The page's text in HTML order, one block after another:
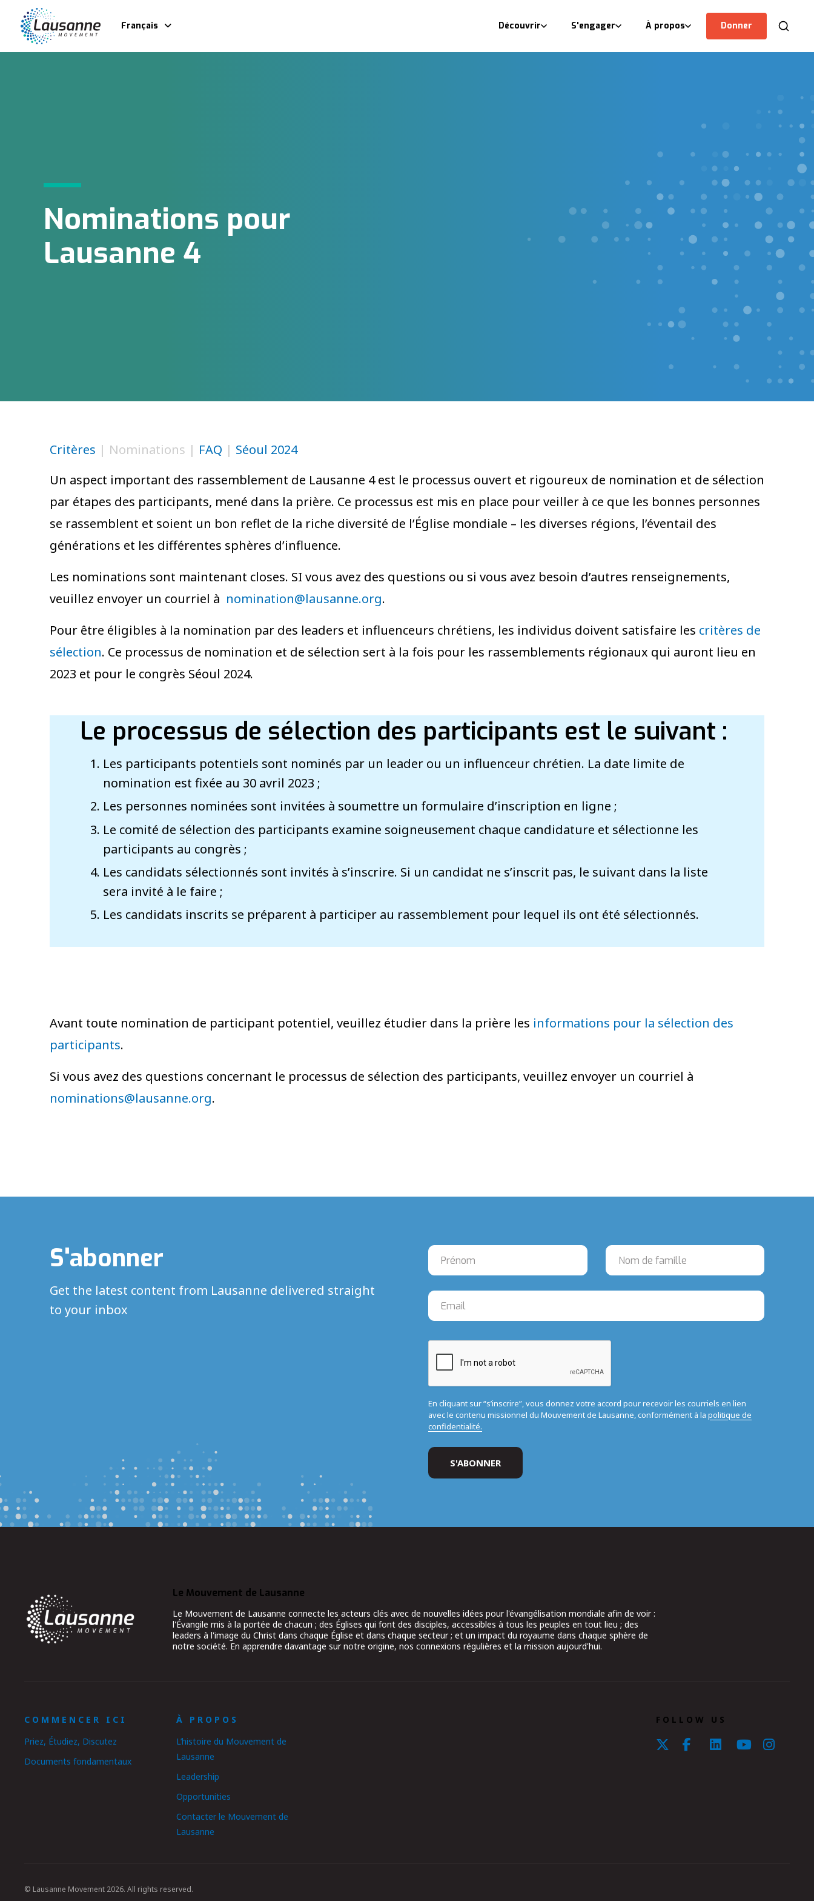
Français Découvrir S'engager À propos Donner
Nominations pour
Lausanne 4
Critères | Nominations | FAQ | Séoul 2024
Un aspect important des rassemblement de Lausanne 4 est le processus ouvert et rigoureux de nomination et de sélection
par étapes des participants, mené dans la prière. Ce processus est mis en place pour veiller à ce que les bonnes personnes
se rassemblent et soient un bon reflet de la riche diversité de l’Église mondiale – les diverses régions, l’éventail des
générations et les différentes sphères d’influence.
Les nominations sont maintenant closes. SI vous avez des questions ou si vous avez besoin d’autres renseignements,
veuillez envoyer un courriel à nomination@lausanne.org.
Pour être éligibles à la nomination par des leaders et influenceurs chrétiens, les individus doivent satisfaire les critères de
sélection. Ce processus de nomination et de sélection sert à la fois pour les rassemblements régionaux qui auront lieu en
2023 et pour le congrès Séoul 2024.
Le processus de sélection des participants est le suivant :
Les participants potentiels sont nominés par un leader ou un influenceur chrétien. La date limite de
nomination est fixée au 30 avril 2023 ;
Les personnes nominées sont invitées à soumettre un formulaire d’inscription en ligne ;
Le comité de sélection des participants examine soigneusement chaque candidature et sélectionne les
participants au congrès ;
Les candidats sélectionnés sont invités à s’inscrire. Si un candidat ne s’inscrit pas, le suivant dans la liste
sera invité à le faire ;
Les candidats inscrits se préparent à participer au rassemblement pour lequel ils ont été sélectionnés.
Avant toute nomination de participant potentiel, veuillez étudier dans la prière les informations pour la sélection des
participants.
Si vous avez des questions concernant le processus de sélection des participants, veuillez envoyer un courriel à
nominations@lausanne.org.
S'abonner
Get the latest content from Lausanne delivered straight
to your inbox
En cliquant sur “s’inscrire”, vous donnez votre accord pour recevoir les courriels en lien
avec le contenu missionnel du Mouvement de Lausanne, conformément à la politique de
confidentialité.
Le Mouvement de Lausanne
Le Mouvement de Lausanne connecte les acteurs clés avec de nouvelles idées pour l'évangélisation mondiale afin de voir :
l'Évangile mis à la portée de chacun ; des Églises qui font des disciples, accessibles à tous les peuples en tout lieu ; des
leaders à l'image du Christ dans chaque Église et dans chaque secteur ; et un impact du royaume dans chaque sphère de
notre société. En apprendre davantage sur notre origine, nos connexions régulières et la mission aujourd'hui.
COMMENCER ICI
Priez, Étudiez, Discutez
Documents fondamentaux
À PROPOS
L’histoire du Mouvement de
Lausanne
Leadership
Opportunities
Contacter le Mouvement de
Lausanne
FOLLOW US
© Lausanne Movement 2026. All rights reserved.